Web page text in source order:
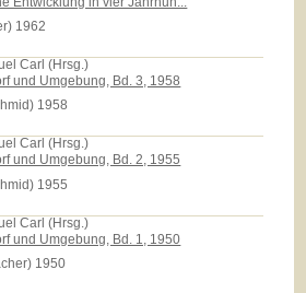
1962
Carl (Hrsg.)
und Umgebung, Bd. 3, 1958
1958
Carl (Hrsg.)
und Umgebung, Bd. 2, 1955
1955
Carl (Hrsg.)
und Umgebung, Bd. 1, 1950
1950